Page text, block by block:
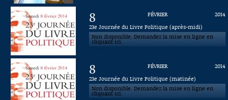
8 FÉVRIER
2014
23e Journée du Livre Politique (après-midi)
Non disponible. Demandez la mise en ligne en
cliquant ici.
8 FÉVRIER
2014
23e Journée du Livre Politique (matinée)
Non disponible. Demandez la mise en ligne en
cliquant ici.